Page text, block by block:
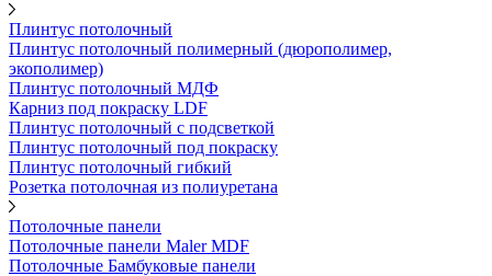
Плинтус потолочный
Плинтус потолочный полимерный (дюрополимер,
экополимер)
Плинтус потолочный МДФ
Карниз под покраску LDF
Плинтус потолочный с подсветкой
Плинтус потолочный под покраску
Плинтус потолочный гибкий
Розетка потолочная из полиуретана
Потолочные панели
Потолочные панели Maler MDF
Потолочные Бамбуковые панели